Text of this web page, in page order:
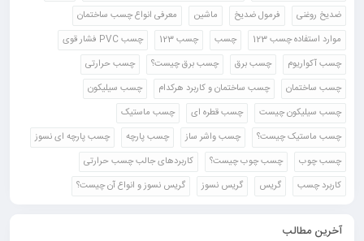
ضدیخ روغنی
فرمول ضدیخ ماشین
معرفی انواع چسب ساختمان
موارد استفاده چسب 123
چسب چسب 123
چسب PVC فشار قوی
چسب آکواریوم
چسب برق چسب برق چیست؟
چسب حرارتی
چسب ساختمان
چسب ساختمان و کاربرد هرکدام
چسب سیلیکون
چسب سیلیکون چیست
چسب قطره ای
چسب ماستیک
چسب ماستیک چیست؟
چسب واشر ساز چسب پارچه
چسب پارچه ای نسوز
چسب چوب
چسب چوب چیست؟
کاربردهای جالب چسب حرارتی
کاربرد چسب
گریس گریس نسوز گریس نسوز و انواع آن چیست؟
آخرین مطالب